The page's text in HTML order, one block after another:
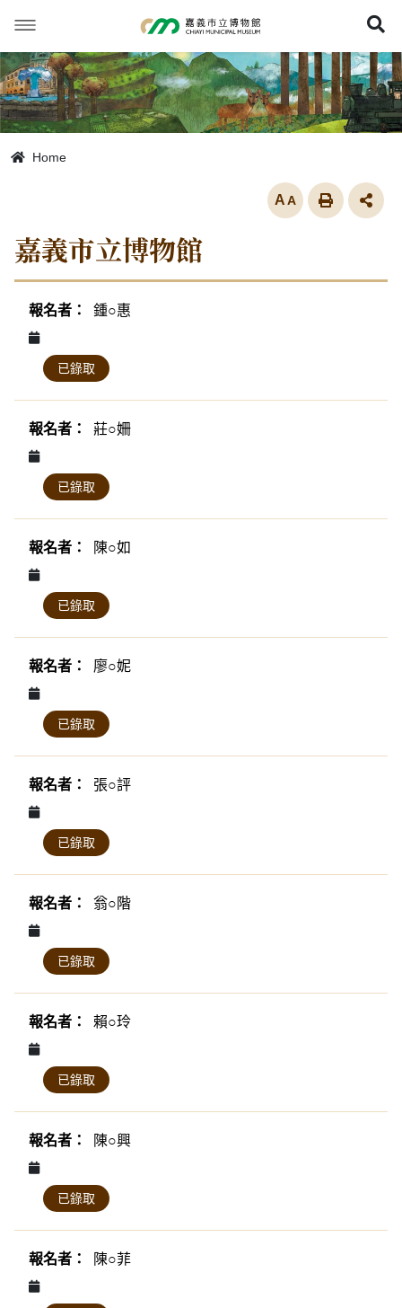
要
內
容
Home
放大
嘉義市立博物館
鍾○惠
已錄取
莊○姍
已錄取
陳○如
已錄取
廖○妮
已錄取
張○評
已錄取
翁○階
已錄取
賴○玲
已錄取
陳○興
已錄取
陳○菲